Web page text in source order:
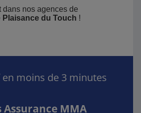
nos agences de
Plaisance du Touch !
moins de 3 minutes
Assurance MMA